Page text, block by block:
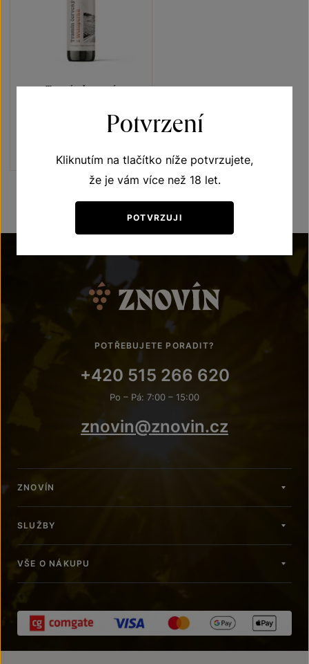
Tramín červený
výběr z hroznů 2021
160Kč
POTŘEBUJETE PORADIT?
+420 515 266 620
Po – Pá: 7:00 – 15:00
znovin@znovin.cz
ZNOVÍN
SLUŽBY
VŠE O NÁKUPU
Potvrzení
Kliknutím na tlačítko níže potvrzujete,
že je vám více než 18 let.
POTVRZUJI